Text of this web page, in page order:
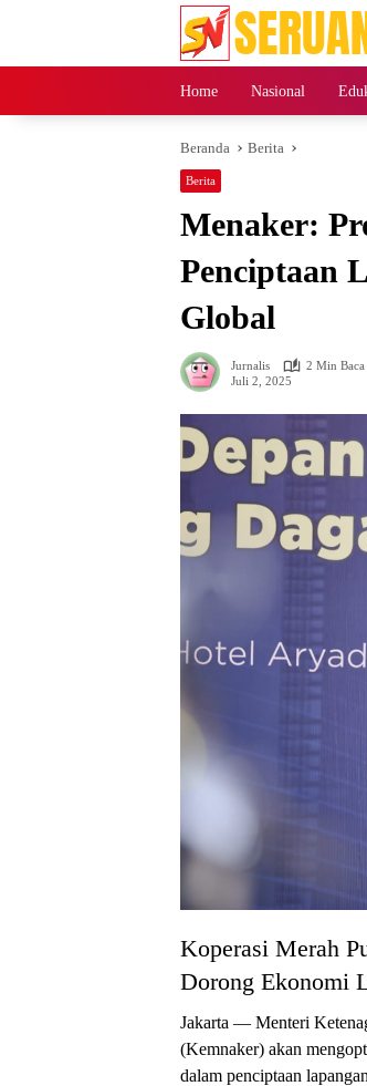
Home Nasional
Beranda Berita
Berita
Menaker:
Penciptaan
Global
Jurnalis
2 Min Baca
Juli 2, 2025
Koperasi Merah
Dorong Ekonomi
Jakarta — Menteri
(Kemnaker) akan
dalam penciptaan